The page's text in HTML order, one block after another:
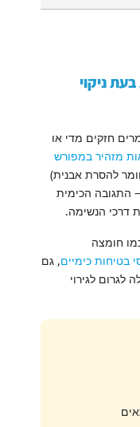
ניקוי
חזקים מדי או
מזהיר במפורש
להסרת אבנית)
התגובה הכימית
דרכי הנשימה.
חומצה
בטיחות כימיים, גם
לגרום לגירוי